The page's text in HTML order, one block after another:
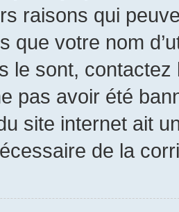
raisons qui
que votre nom
le sont,
pas avoir été
site internet ait
de la